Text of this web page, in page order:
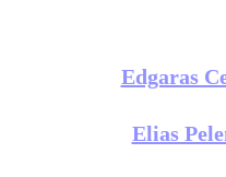
Edgaras
Elias